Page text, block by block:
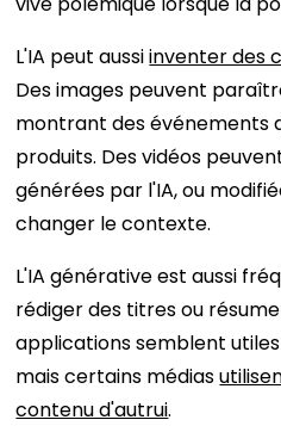
L'IA peut aussiinventer des
Des images peuvent
montrant des événements
produits. Des vidéos
générées par l'IA, ou
changer le contexte.
L'IA générative est aussi
rédiger des titres ou
applications semblent
mais certains médias
contenu d'autrui.